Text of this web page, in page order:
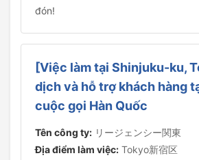
đón!
[Việc làm tại Shinjuku-ku,
dịch và hỗ trợ khách hàng
cuộc gọi Hàn Quốc
Tên công ty: リージェンシー関東
Địa điểm làm việc: Tokyo新宿区